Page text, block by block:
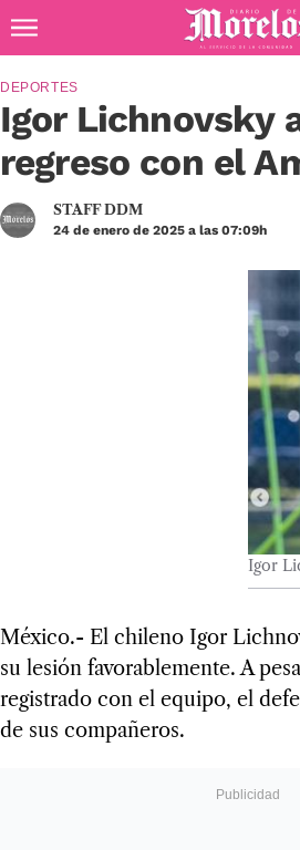
Diario de Morelos
Igor Lichnovsky
regreso con el
DEPORTES
STAFF DDM
24 de enero de 2025 a las 07:09h
Igor
México.- El chileno Igor
su lesión favorablemente. A
registrado con el equipo, el
de sus compañeros.